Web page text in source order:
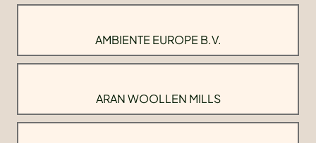
AMBIENTE EUROPE B.V.
ARAN WOOLLEN MILLS